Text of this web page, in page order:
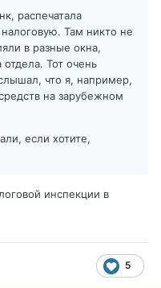
распечатала
Там никто не
в разные окна,
Тот очень
что я, например,
на зарубежном
если хотите,
инспекции в
5